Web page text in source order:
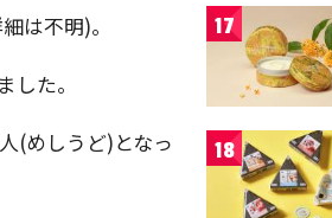
は不明)。
た。
(めしうど)となっ
17
18